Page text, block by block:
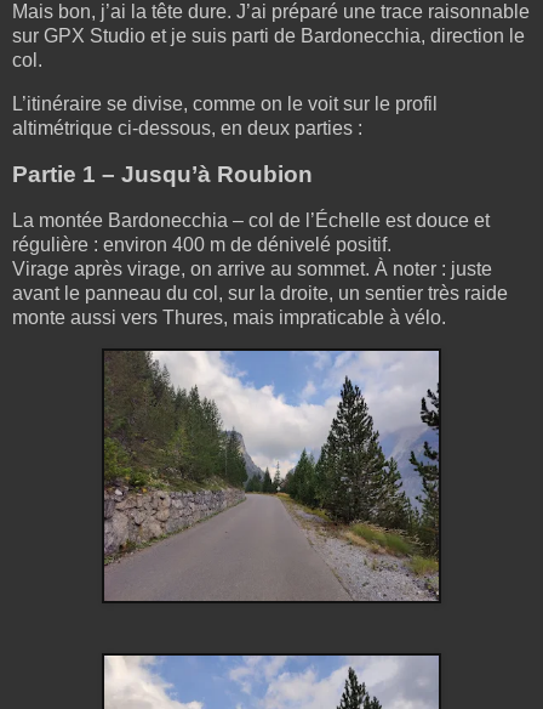
Mais bon, j’ai la tête dure. J’ai préparé une trace raisonnable
sur GPX Studio et je suis parti de Bardonecchia, direction le
col.
L’itinéraire se divise, comme on le voit sur le profil
altimétrique ci-dessous, en deux parties :
Partie 1 – Jusqu’à Roubion
La montée Bardonecchia – col de l’Échelle est douce et
régulière : environ 400 m de dénivelé positif.
Virage après virage, on arrive au sommet. À noter : juste
avant le panneau du col, sur la droite, un sentier très raide
monte aussi vers Thures, mais impraticable à vélo.